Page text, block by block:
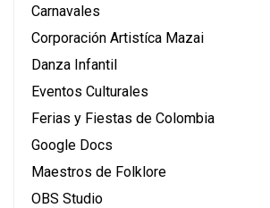
Carnavales
Corporación Artistíca Mazai
Danza Infantil
Eventos Culturales
Ferias y Fiestas de Colombia
Google Docs
Maestros de Folklore
OBS Studio